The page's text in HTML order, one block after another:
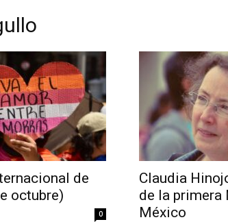
de
octubre)
0
Claudia
de la primera
México